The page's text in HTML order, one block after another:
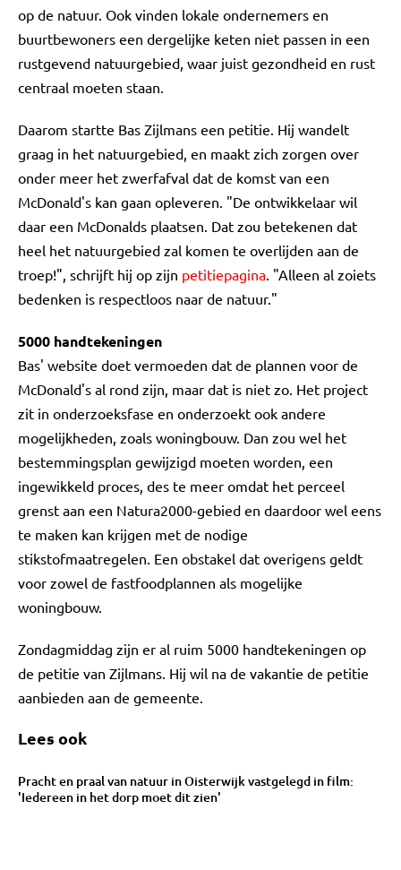
op de natuur. Ook vinden lokale ondernemers en
buurtbewoners een dergelijke keten niet passen in een
rustgevend natuurgebied, waar juist gezondheid en rust
centraal moeten staan.
Daarom startte Bas Zijlmans een petitie. Hij wandelt
graag in het natuurgebied, en maakt zich zorgen over
onder meer het zwerfafval dat de komst van een
McDonald's kan gaan opleveren. "De ontwikkelaar wil
daar een McDonalds plaatsen. Dat zou betekenen dat
heel het natuurgebied zal komen te overlijden aan de
troep!", schrijft hij op zijn petitiepagina. "Alleen al zoiets
bedenken is respectloos naar de natuur."
5000 handtekeningen
Bas' website doet vermoeden dat de plannen voor de
McDonald's al rond zijn, maar dat is niet zo. Het project
zit in onderzoeksfase en onderzoekt ook andere
mogelijkheden, zoals woningbouw. Dan zou wel het
bestemmingsplan gewijzigd moeten worden, een
ingewikkeld proces, des te meer omdat het perceel
grenst aan een Natura2000-gebied en daardoor wel eens
te maken kan krijgen met de nodige
stikstofmaatregelen. Een obstakel dat overigens geldt
voor zowel de fastfoodplannen als mogelijke
woningbouw.
Zondagmiddag zijn er al ruim 5000 handtekeningen op
de petitie van Zijlmans. Hij wil na de vakantie de petitie
aanbieden aan de gemeente.
Lees ook
Pracht en praal van natuur in Oisterwijk vastgelegd in film:
'Iedereen in het dorp moet dit zien'